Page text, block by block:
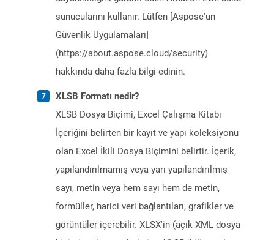
sunucularını kullanır. Lütfen [Aspose'un
Güvenlik Uygulamaları]
(https://about.aspose.cloud/security)
hakkında daha fazla bilgi edinin.
XLSB Formatı nedir?
XLSB Dosya Biçimi, Excel Çalışma Kitabı
İçeriğini belirten bir kayıt ve yapı koleksiyonu
olan Excel İkili Dosya Biçimini belirtir. İçerik,
yapılandırılmamış veya yarı yapılandırılmış
sayı, metin veya hem sayı hem de metin,
formüller, harici veri bağlantıları, grafikler ve
görüntüler içerebilir. XLSX'in (açık XML dosya